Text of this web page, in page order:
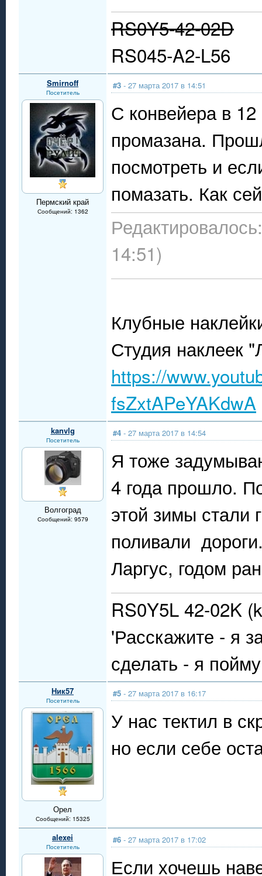
RS0Y5-42-02D
RS045-A2-L56
Smirnoff
Посетитель
Пермский край
Сообщений: 1362
#3 - 27 марта 2017 в 14:51
С конвейера в
промазана.
посмотреть и
помазать. Как
14:51)
Клубные
Студия наклеек
https://
fsZxtAPeYAKdwA
kanvlg
Посетитель
Волгоград
Сообщений: 9579
#4 - 27 марта 2017 в 14:54
Я тоже
4 года прошло.
этой зимы стали
поливали
Ларгус, годом
RS0Y5L 42-02K
'Расскажите - я
сделать - я
Ник57
Посетитель
Орел
Сообщений: 15325
#5 - 27 марта 2017 в 16:17
У нас тектил в
но если себе
alexei
Посетитель
#6 - 27 марта 2017 в 17:02
Если хочешь